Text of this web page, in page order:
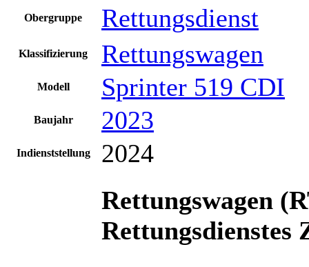
Obergruppe Rettungsdienst
Klassifizierung Rettungswagen
Modell Sprinter 519 CDI
Baujahr 2023
Indienststellung
2024
Rettungswagen
Rettungsdienstes